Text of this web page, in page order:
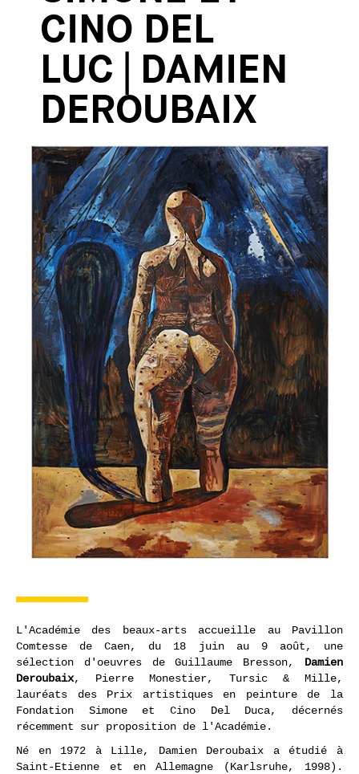
CINO DEL
LUC | DAMIEN
DEROUBAIX
L'Académie des beaux-arts accueille au Pavillon
Comtesse de Caen, du 18 juin au 9 août, une
sélection d' oeuvresde Guillaume Bresson,
Damien
Deroubaix, Pierre Monestier, Tursic & Mille,
lauréats des Prix artistiques en peinture de la
Fondation Simone et Cino Del Duca, décernés
récemment sur proposition de l'Académie.
Né en 1972 à Lille, Damien Deroubaix a étudié à
Saint-Etienne et en Allemagne (Karlsruhe, 1998).